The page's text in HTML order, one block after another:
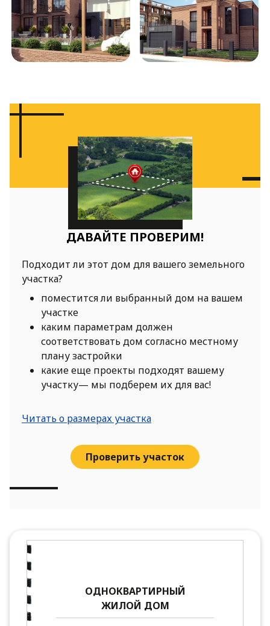
ДАВАЙТЕ ПРОВЕРИМ!
Подходит ли этот дом для вашего земельного
участка?
поместится ли выбранный дом на вашем
участке
каким параметрам должен
соответствовать дом согласно местному
плану застройки
какие еще проекты подходят вашему
участку— мы подберем их для вас!
Читать о размерах участка
Проверить участок
ОДНОКВАРТИРНЫЙ
ЖИЛОЙ ДОМ